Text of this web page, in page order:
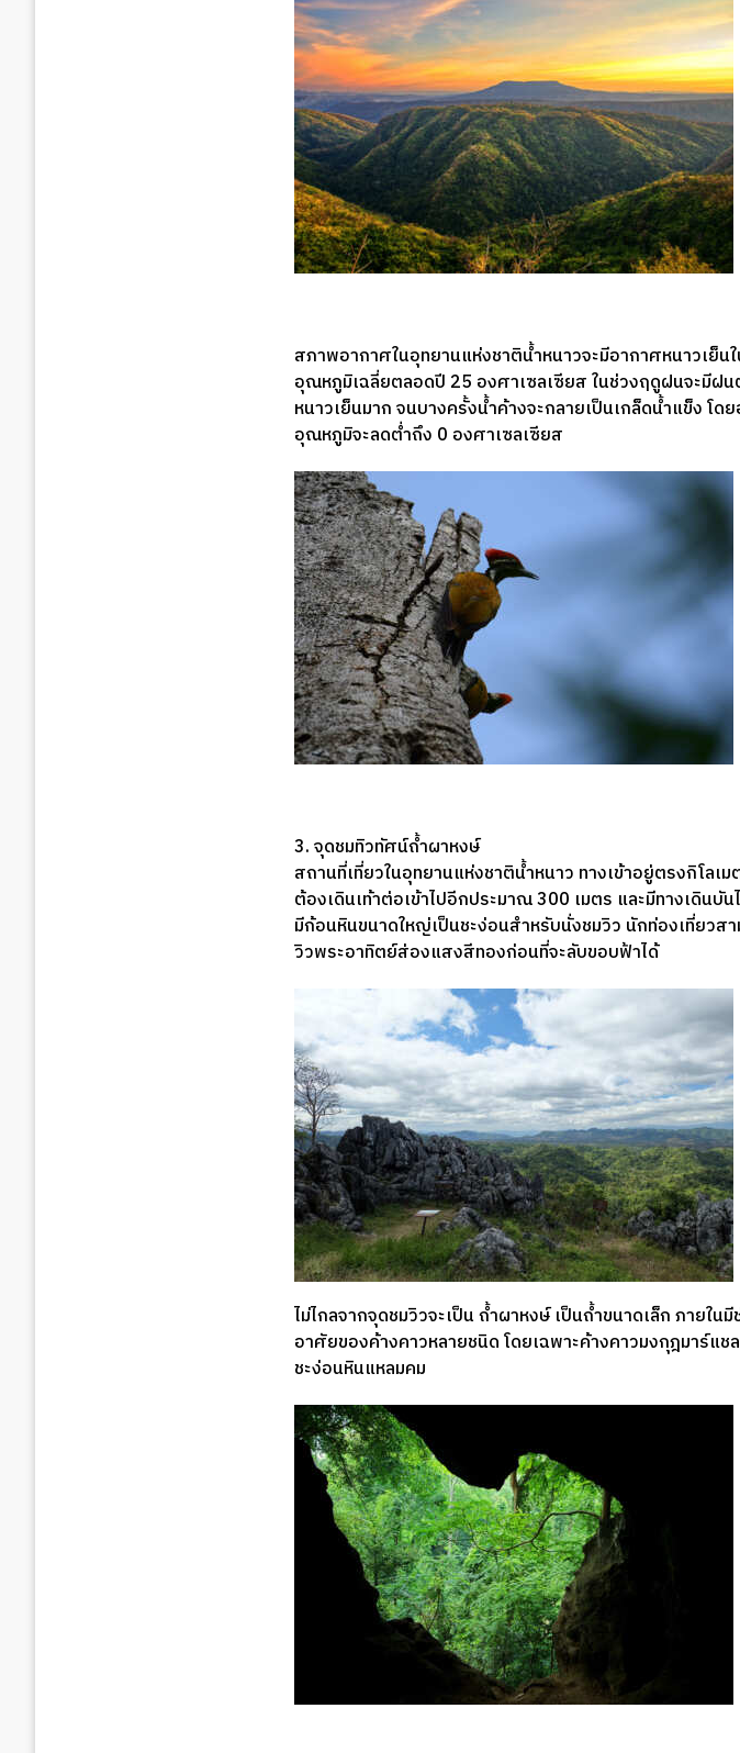
สภาพอากาศในอุทยานแห่งชาติน้ำหนาวจะมีอากาศหนาวเ
อุณหภูมิเฉลี่ยตลอดปี 25 องศาเซลเซียส ในช่วงฤดูฝนจะมีฝ
หนาวเย็นมาก จนบางครั้งน้ำค้างจะกลายเป็นเกล็ดน้ำแข็ง โ
อุณหภูมิจะลดต่ำถึง 0 องศาเซลเซียส
3. จุดชมทิวทัศน์ถ้ำผาหงษ์
สถานที่เที่ยวในอุทยานแห่งชาติน้ำหนาว ทางเข้าอยู่ตรงกิโล
ต้องเดินเท้าต่อเข้าไปอีกประมาณ 300 เมตร และมีทางเดิน
มีก้อนหินขนาดใหญ่เป็นชะง่อนสำหรับนั่งชมวิว นักท่องเที่ยว
วิวพระอาทิตย์ส่องแสงสีทองก่อนที่จะลับขอบฟ้าได้
ไม่ไกลจากจุดชมวิวจะเป็น ถ้ำผาหงษ์ เป็นถ้ำขนาดเล็ก ภาย
อาศัยของค้างคาวหลายชนิด โดยเฉพาะค้างคาวมงกุฎมาร์
ชะง่อนหินแหลมคม